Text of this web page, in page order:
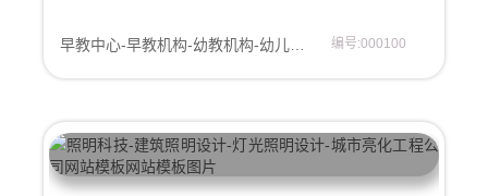
早教中心-早教机构-幼教机构-幼儿早教机构-网站模板 编号:000100